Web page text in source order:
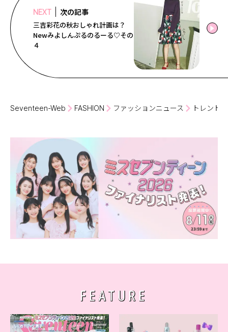
NEXT 次の記事
三吉彩花の秋おしゃれ計画は？
Newみよしんぷるのるーる♡その
４
Seventeen-Web FASHION ファッションニュース トレンド
FEATURE